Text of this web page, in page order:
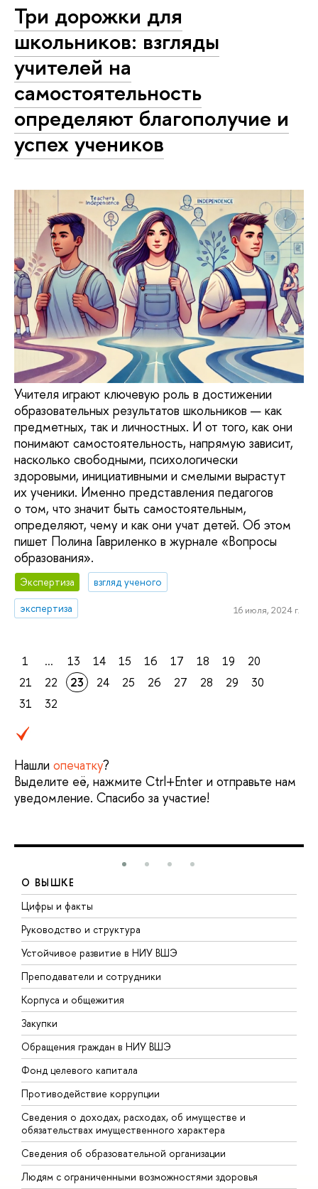
Три дорожки для
школьников: взгляды
учителей на
самостоятельность
определяют благополучие и
успех учеников
Учителя играют ключевую роль в достижении
образовательных результатов школьников — как
предметных, так и личностных. И от того, как они
понимают самостоятельность, напрямую зависит,
насколько свободными, психологически
здоровыми, инициативными и смелыми вырастут
их ученики. Именно представления педагогов
о том, что значит быть самостоятельным,
определяют, чему и как они учат детей. Об этом
пишет Полина Гавриленко в журнале «Вопросы
образования».
Экспертиза
взгляд ученого
экспертиза
16 июля, 2024 г.
1 ... 13 14 15 16 17 18 19
20
21
22 23 24 25 26 27 28 29
30
31
32
Нашли опечатку?
Выделите её, нажмите Ctrl+Enter и отправьте нам
уведомление. Спасибо за участие!
О ВЫШКЕ
Цифры и факты
Руководство и структура
Устойчивое развитие в НИУ ВШЭ
Преподаватели и сотрудники
Корпуса и общежития
Закупки
Обращения граждан в НИУ ВШЭ
Фонд целевого капитала
Противодействие коррупции
Сведения о доходах, расходах, об имуществе и
обязательствах имущественного характера
Сведения об образовательной организации
Людям с ограниченными возможностями здоровья